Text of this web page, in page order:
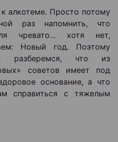
алкотеме. Просто потому
раз напомнить, что
чревато... хотя нет,
Новый год. Поэтому
разберемся, что из
советов имеет под
основание, а что
справиться с тяжелым